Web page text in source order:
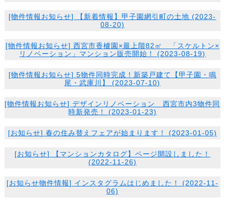
[物件情報お知らせ] 【新着情報】甲子園網引町の土地 (2023-
08-20)
[物件情報お知らせ] 西宮市香櫨園×最上階82㎡ 「スケルトン×
リノベーション」マンション販売開始！ (2023-08-19)
[物件情報お知らせ] 5物件同時完成！新築戸建て【甲子園・鳴
尾・武庫川】 (2023-07-10)
[物件情報お知らせ] デザインリノベーション 西宮市内3物件同
時新発売！ (2023-01-23)
[お知らせ] 春の住み替えフェアが始まります！ (2023-01-05)
[お知らせ] 【マンションカタログ】ページ開設しました！
(2022-11-26)
[お知らせ物件情報] インスタグラムはじめました！ (2022-11-
06)